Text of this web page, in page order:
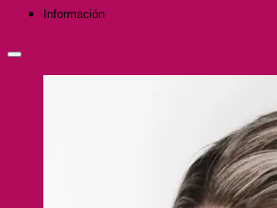
Información